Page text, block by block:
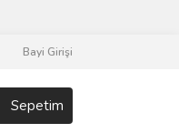
Bayi Girişi
Sepetim